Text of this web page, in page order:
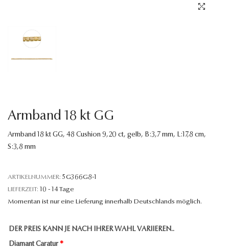
Armband 18 kt GG
Armband 18 kt GG, 48 Cushion 9,20 ct, gelb, B:3,7 mm, L:17,8 cm,
S:3,8 mm
ARTIKELNUMMER: 5G366G8-1
LIEFERZEIT: 10 - 14 Tage
Momentan ist nur eine Lieferung innerhalb Deutschlands möglich.
DER PREIS KANN JE NACH IHRER WAHL VARIIEREN..
Diamant Caratur *